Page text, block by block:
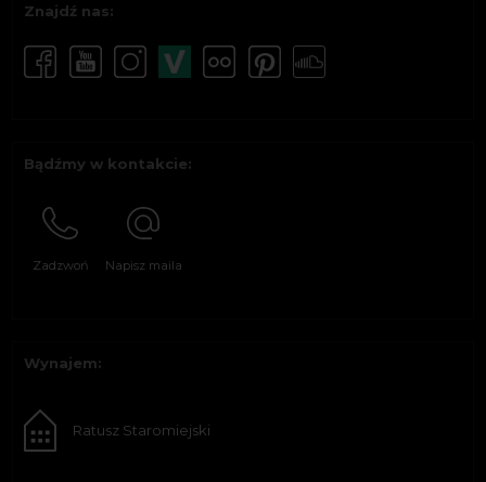
Znajdź nas:
Bądźmy w kontakcie:
Zadzwoń Napisz maila
Wynajem:
Ratusz Staromiejski